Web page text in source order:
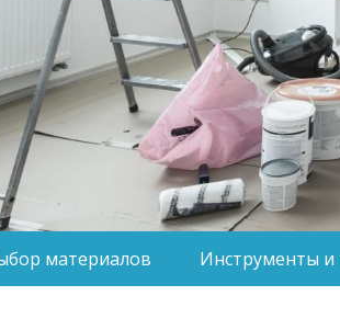
материалов Инструменты и